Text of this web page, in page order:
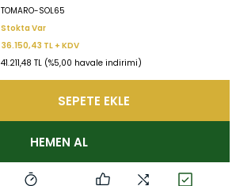
TOMARO-SOL65
Stokta Var
36.150,43 TL + KDV
41.211,48 TL (%5,00 havale indirimi)
SEPETE EKLE
HEMEN AL